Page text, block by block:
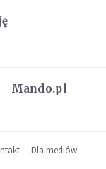
Mando.pl
Dla mediów